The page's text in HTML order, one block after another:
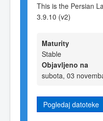
This is the Persian
3.9.10 (v2)
Maturity
Stable
Objavljeno na
subota, 03
Pogledaj datoteke